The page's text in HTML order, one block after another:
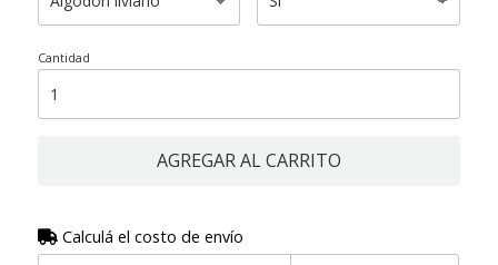
Cantidad
AGREGAR AL CARRITO
Calculá el costo de envío